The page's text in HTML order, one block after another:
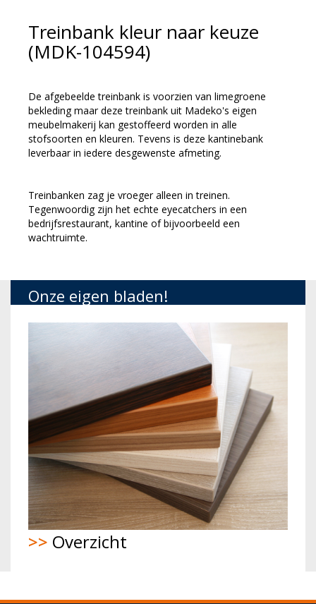
Treinbank kleur naar keuze
(MDK-104594)
De afgebeelde treinbank is voorzien van limegroene
bekleding maar deze treinbank uit Madeko's eigen
meubelmakerij kan gestoffeerd worden in alle
stofsoorten en kleuren. Tevens is deze kantinebank
leverbaar in iedere desgewenste afmeting.
Treinbanken zag je vroeger alleen in treinen.
Tegenwoordig zijn het echte eyecatchers in een
bedrijfsrestaurant, kantine of bijvoorbeeld een
wachtruimte.
Onze eigen bladen!
>> Overzicht